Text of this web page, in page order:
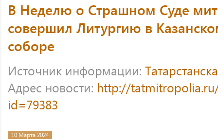
В Неделю о Страшном Суде
совершил Литургию в
соборе
Источник информации:
Адрес новости: http://
id=79383
10 Марта 2024